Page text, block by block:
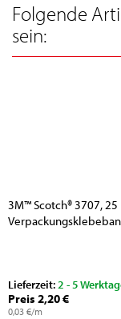
Folgende
sein:
3M™ Scotch® 3707,
Lieferzeit:2 - 5
Preis 2,20 €
0,03 €/m